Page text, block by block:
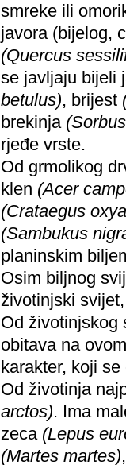
smreke ili
javora (bijelog,
(Quercus
se javljaju bijeli
betulus), brijest
brekinja
rjeđe vrste.
Od grmolikog
klen (Acer
(Crataegus
(Sambukus
planinskim
Osim biljnog
životinjski
Od životinjskog
obitava na
karakter, koji
Od životinja
arctos). Ima
zeca (Lepus
(Martes martes)